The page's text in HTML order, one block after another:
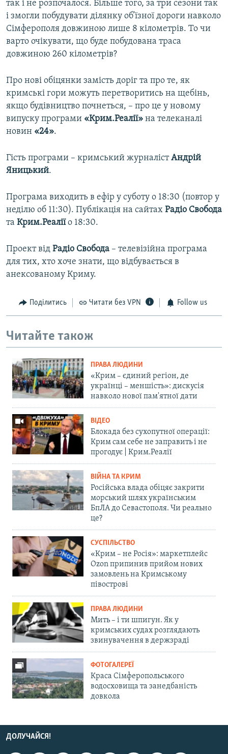
так і не розпочалося. Більше того, за три сезони так
і змогли побудувати ділянку об’їзної дороги навколо
Сімферополя довжиною лише 8 кілометрів. То чи
варто очікувати, що буде побудована траса
довжиною 260 кілометрів?
Про нові обіцянки замість доріг та про те, як
кримські гори можуть перетворитись на щебінь,
якщо будівництво почнеться, – про це у новому
випуску програми «Крим.Реалії» на телеканалі
новин «24».
Гість програми – кримський журналістАндрій
Яницький.
Програма виходить в ефір у суботу о 18:30 (повтор у
неділю об 11:30). Публікація на сайтах Радіо Свобода
та Крим.Реаліїо 18:30.
Проект від Радiо Свобода – телевізійна програма
для тих, хто хоче знати, що відбувається в
анексованому Криму.
Поділитись Читати без VPN Follow us
Читайте також
ПРАВА ЛЮДИНИ
«Крим – єдиний регіон, де
українці – меншість»: дискусія
навколо нової пам'ятної дати
ВІДЕО
Блокада без сухопутної операції:
Крим сам себе не заправить і не
прогодує | Крим.Реалії
ВІЙНА ТА КРИМ
Російська влада обіцяє закрити
морський шлях українським
БпЛА до Севастополя. Чи реально
це?
СУСПІЛЬСТВО
«Крим – не Росія»: маркетплейс
Ozon припинив прийом нових
замовлень на Кримському
півострові
ПРАВА ЛЮДИНИ
Мить – і ти шпигун. Як у
кримських судах розглядають
звинувачення в держзраді
ФОТОГАЛЕРЕЇ
Краса Сімферопольського
водосховища та занедбаність
довкола
ДОЛУЧАЙСЯ!